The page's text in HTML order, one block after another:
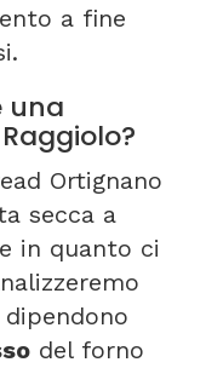
a fine
una
Ortignano
secca a
in quanto ci
del forno